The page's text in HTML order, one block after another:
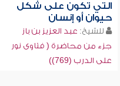
التي تكون على شكل
حيوان أو إنسان
للشيخ: عبد العزيز بن باز
جزء من محاضرة ( فتاوى نور
على الدرب (769))